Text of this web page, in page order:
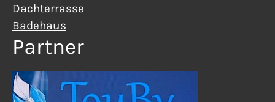
Dachterrasse
Badehaus
Partner